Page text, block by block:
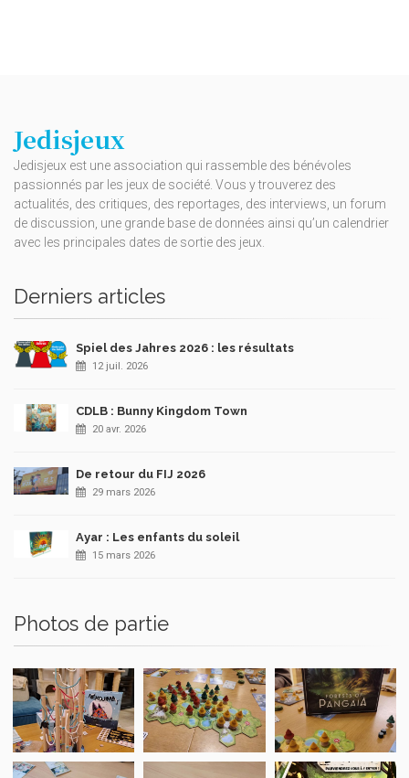
Jedisjeux
Jedisjeux est une association qui rassemble des bénévoles
passionnés par les jeux de société. Vous y trouverez des
actualités, des critiques, des reportages, des interviews, un forum
de discussion, une grande base de données ainsi qu’un calendrier
avec les principales dates de sortie des jeux.
Derniers articles
Spiel des Jahres 2026 : les résultats
12 juil. 2026
CDLB : Bunny Kingdom Town
20 avr. 2026
De retour du FIJ 2026
29 mars 2026
Ayar : Les enfants du soleil
15 mars 2026
Photos de partie